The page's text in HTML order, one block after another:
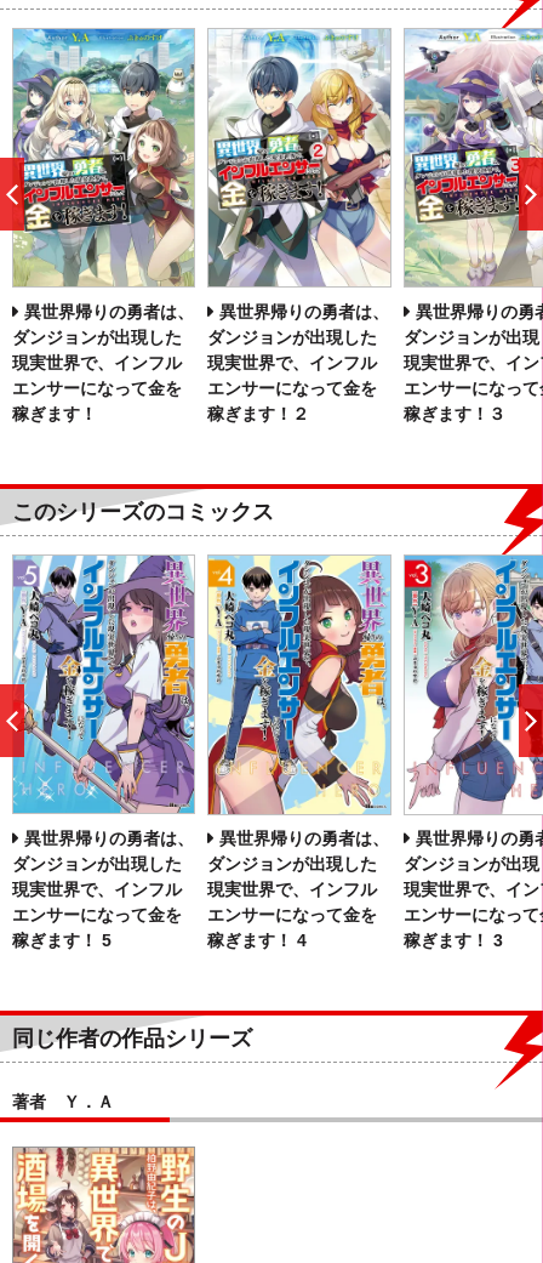
異世界帰りの勇者は、
ダンジョンが出現した
現実世界で、インフル
エンサーになって金を
稼ぎます！
異世界帰りの勇者は、
ダンジョンが出現した
現実世界で、インフル
エンサーになって金を
稼ぎます！２
異世界帰りの勇
ダンジョンが出現
現実世界で、イン
エンサーになって
稼ぎます！３
前
へ
このシリーズのコミックス
異世界帰りの勇者は、
ダンジョンが出現した
現実世界で、インフル
エンサーになって金を
稼ぎます！ 5
異世界帰りの勇者は、
ダンジョンが出現した
現実世界で、インフル
エンサーになって金を
稼ぎます！ 4
異世界帰りの勇
ダンジョンが出現
現実世界で、イン
エンサーになって
稼ぎます！ 3
前
へ
同じ作者の作品シリーズ
著者 Ｙ．Ａ